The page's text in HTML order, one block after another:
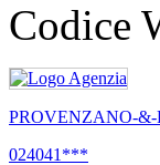
Codice
PROVENZANO-
024041***